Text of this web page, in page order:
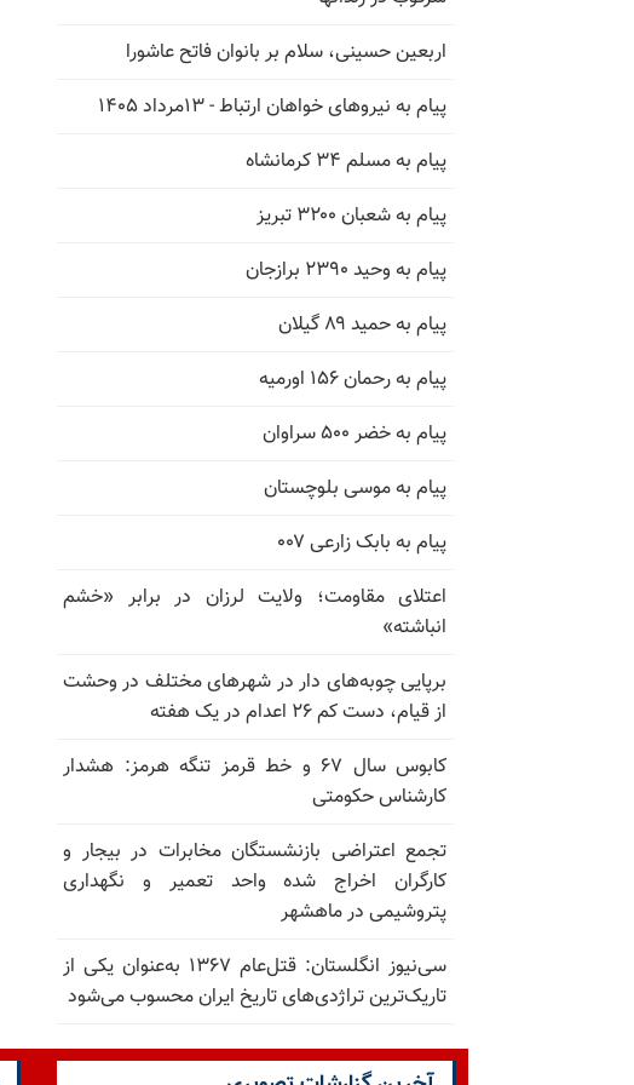
اربعین حسینی، سلام بر بانوان فاتح عاشورا
پیام به نیروهای خواهان ارتباط - ۱۳مرداد ۱۴۰۵
پیام به مسلم ۳۴ کرمانشاه
پیام به شعبان ۳۲۰۰ تبریز
پیام به وحید ۲۳۹۰ برازجان
پیام به حمید ۸۹ گیلان
پیام به رحمان ۱۵۶ اورمیه
پیام به خضر ۵۰۰ سراوان
پیام به موسی بلوچستان
پیام به بابک زارعی ۰۰۷
اعتلای مقاومت؛ ولایت لرزان در برابر «خشم
انباشته»
برپایی چوبه‌های دار در شهرهای مختلف در وحشت
از قیام، دست کم ۲۶ اعدام در یک هفته
کابوس سال ۶۷ و خط قرمز تنگه هرمز: هشدار
کارشناس حکومتی
تجمع اعتراضی بازنشستگان مخابرات در بیجار و
کارگران اخراج شده واحد تعمیر و نگهداری
پتروشیمی در ماهشهر
سی‌نیوز انگلستان: قتل‌عام ۱۳۶۷ به‌عنوان یکی از
تاریک‌ترین تراژدی‌های تاریخ ایران محسوب می‌شود